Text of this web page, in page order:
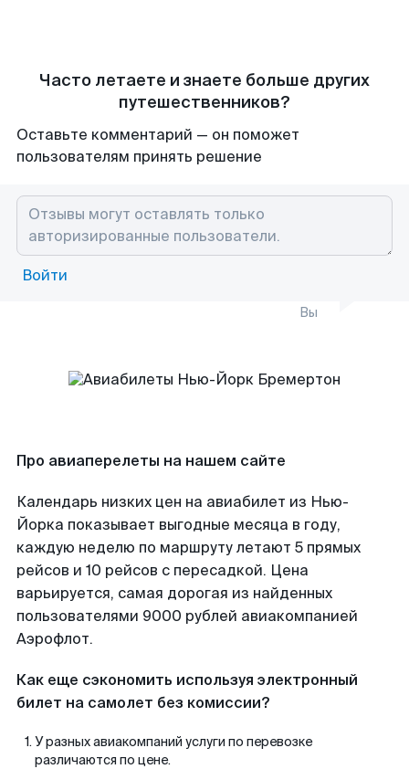
Часто летаете и знаете больше других
путешественников?
Оставьте комментарий — он поможет
пользователям принять решение
Войти
Вы
Про авиаперелеты на нашем сайте
Календарь низких цен на авиабилет из Нью-
Йорка показывает выгодные месяца в году,
каждую неделю по маршруту летают 5 прямых
рейсов и 10 рейсов с пересадкой. Цена
варьируется, самая дорогая из найденных
пользователями 9000 рублей авиакомпанией
Аэрофлот.
Как еще сэкономить используя электронный
билет на самолет без комиссии?
У разных авиакомпаний услуги по перевозке
различаются по цене.